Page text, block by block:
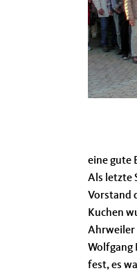
eine gute
Als letzte
Vorstand
Kuchen
Ahrweiler
Wolfgang
fest, es